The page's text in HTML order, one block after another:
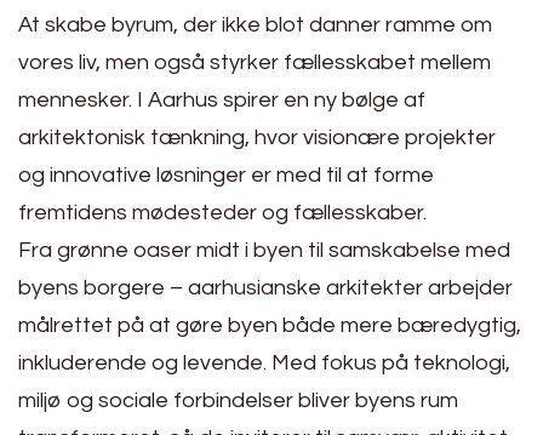
At skabe byrum, der ikke blot danner ramme om
vores liv, men også styrker fællesskabet mellem
mennesker. I Aarhus spirer en ny bølge af
arkitektonisk tænkning, hvor visionære projekter
og innovative løsninger er med til at forme
fremtidens mødesteder og fællesskaber.
Fra grønne oaser midt i byen til samskabelse med
byens borgere – aarhusianske arkitekter arbejder
målrettet på at gøre byen både mere bæredygtig,
inkluderende og levende. Med fokus på teknologi,
miljø og sociale forbindelser bliver byens rum